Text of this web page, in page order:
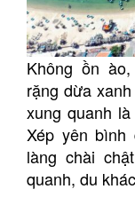
Không ồn
rặng dừa
xung quanh
Xép yên bình
làng chài
quanh, du